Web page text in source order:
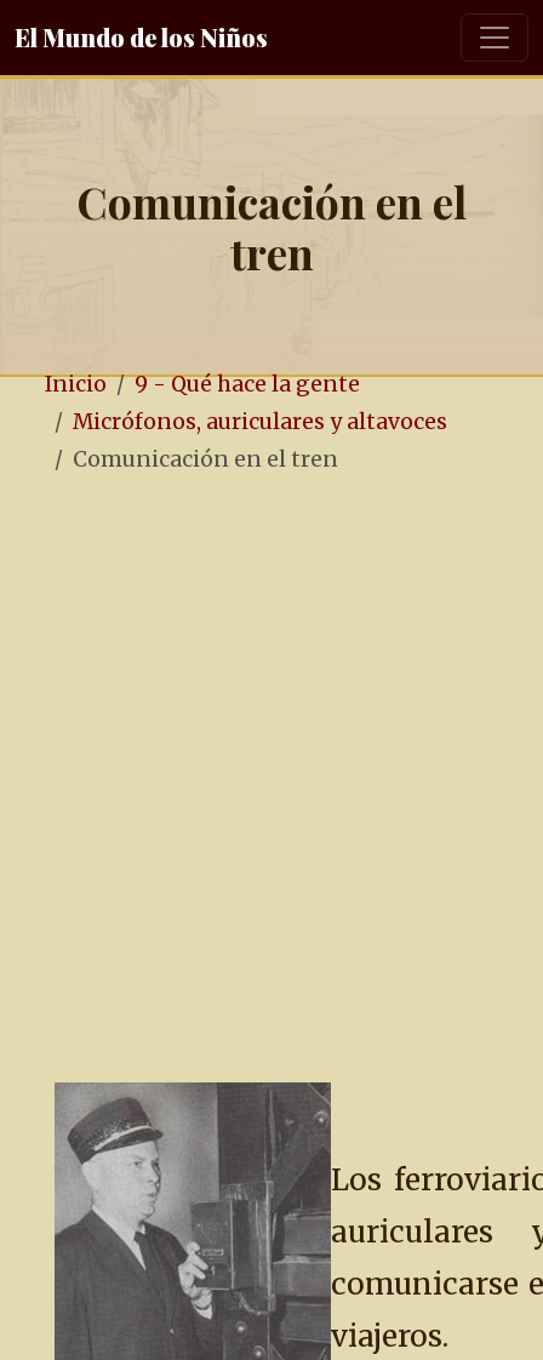
El Mundo de los Niños
Comunicación en el
tren
Inicio
9 - Qué hace la gente
Micrófonos, auriculares y altavoces
Comunicación en el tren
Los
auriculares
comunicarse
viajeros.